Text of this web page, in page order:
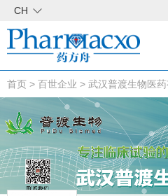
CH
首页 > 百世企业 > 武汉普渡生物医药